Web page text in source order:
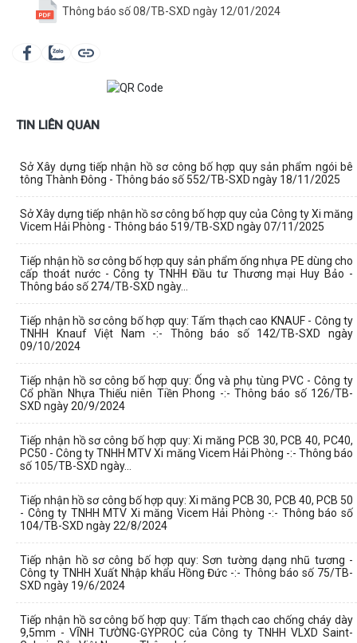
Thông báo số 08/TB-SXD ngày 12/01/2024
TIN LIÊN QUAN
Sở Xây dựng tiếp nhận hồ sơ công bố hợp quy sản phẩm ngói bê
tông Thành Đông - Thông báo số 552/TB-SXD ngày 18/11/2025
Sở Xây dựng tiếp nhận hồ sơ công bố hợp quy của Công ty Xi măng
Vicem Hải Phòng - Thông báo 519/TB-SXD ngày 07/11/2025
Tiếp nhận hồ sơ công bố hợp quy sản phẩm ống nhựa PE dùng cho
cấp thoát nước - Công ty TNHH Đầu tư Thương mại Huy Bảo -
Thông báo số 274/TB-SXD ngày...
Tiếp nhận hồ sơ công bố hợp quy: Tấm thạch cao KNAUF - Công ty
TNHH Knauf Việt Nam -:- Thông báo số 142/TB-SXD ngày
09/10/2024
Tiếp nhận hồ sơ công bố hợp quy: Ống và phụ tùng PVC - Công ty
Cổ phần Nhựa Thiếu niên Tiền Phong -:- Thông báo số 126/TB-
SXD ngày 20/9/2024
Tiếp nhận hồ sơ công bố hợp quy: Xi măng PCB 30, PCB 40, PC40,
PC50 - Công ty TNHH MTV Xi măng Vicem Hải Phòng -:- Thông báo
số 105/TB-SXD ngày...
Tiếp nhận hồ sơ công bố hợp quy: Xi măng PCB 30, PCB 40, PCB 50
- Công ty TNHH MTV Xi măng Vicem Hải Phòng -:- Thông báo số
104/TB-SXD ngày 22/8/2024
Tiếp nhận hồ sơ công bố hợp quy: Sơn tường dạng nhũ tương -
Công ty TNHH Xuất Nhập khẩu Hồng Đức -:- Thông báo số 75/TB-
SXD ngày 19/6/2024
Tiếp nhận hồ sơ công bố hợp quy: Tấm thạch cao chống cháy dày
9,5mm - VĨNH TƯỜNG-GYPROC của Công ty TNHH VLXD Saint-